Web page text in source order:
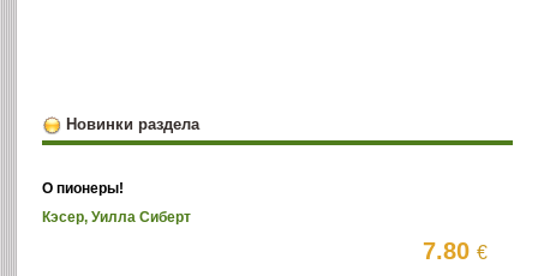
Новинки раздела
О пионеры!
Кэсер, Уилла Сиберт
7.80€